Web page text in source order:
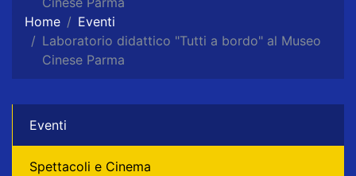
Home
Eventi
Laboratorio didattico "Tutti a bordo" al Museo
Cinese Parma
Eventi
Spettacoli e Cinema